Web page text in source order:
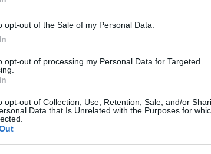
opt-out of the Sale of my Personal Data.
opt-out of processing my Personal Data for Targeted
opt-out of Collection, Use, Retention, Sale, and/or
Data that Is Unrelated with the Purposes for
a vádlott.
AMIT A FLEX
SZOLGÁLÓ